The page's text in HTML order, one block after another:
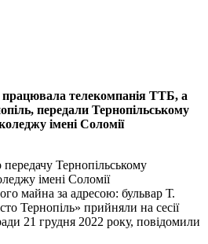
телекомпанія ТТБ, а
передали Тернопільському
імені Соломії
Тернопільському
імені Соломії
майна за адресою: бульвар Т.
Тернопіль» прийняли на сесії
21 грудня 2022 року, повідомили